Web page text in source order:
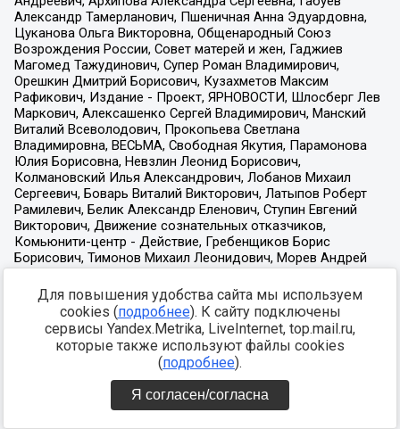
Для повышения удобства сайта мы используем
cookies (подробнее). К сайту подключены
сервисы Yandex.Metrika, LiveInternet, top.mail.ru,
которые также используют файлы cookies
(подробнее).
Я согласен/согласна